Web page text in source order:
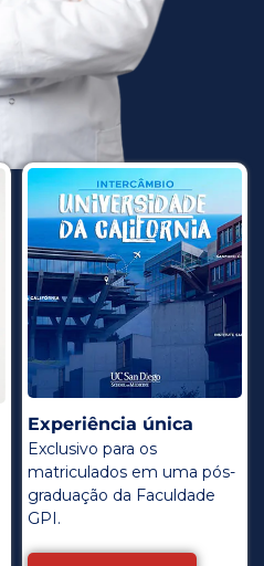
Experiência única
Exclusivo para os
matriculados em uma pós-
graduação da Faculdade
GPI.